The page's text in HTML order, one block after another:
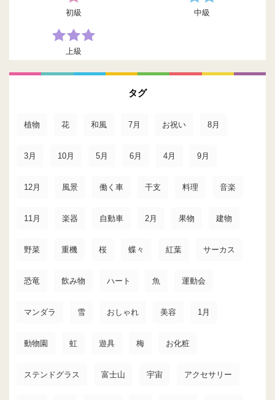
初級 中級
上級
タグ
植物 花 和風 7月 お祝い 8月
3月 10月 5月 6月 4月 9月
12月 風景 働く車 干支 料理 音楽
11月 楽器 自動車 2月 果物 建物
野菜 重機 桜 蝶々 紅葉 サーカス
恐竜 飲み物 ハート 魚 運動会
マンダラ 雪 おしゃれ 美容 1月
動物園 虹 遊具 梅 お化粧
ステンドグラス 富士山 宇宙 アクセサリー